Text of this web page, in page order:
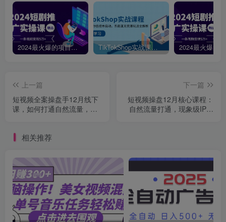
2024最火爆的项目短剧推广实操课，一条视频变现5万+【附软件工具】 TikTokShop实战课程，手把手教你低成本启动，东南亚无货源玩法全解析
上一篇
短视频全案操盘手12月线下
课，如何打通自然流量，成
下一篇
短视频操盘12月核心课程：
自然流量打通，现象级IP养
相关推荐